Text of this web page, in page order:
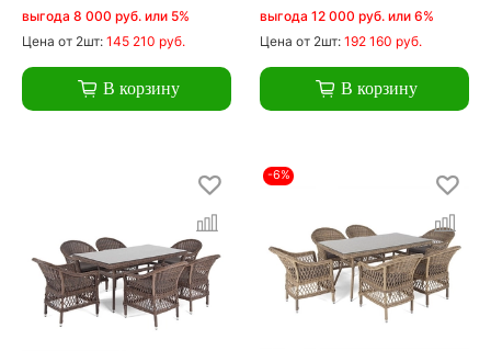
выгода 8 000 руб. или 5%
Цена от 2шт: 145 210 руб.
В корзину
выгода 12 000 руб. или 6%
Цена от 2шт: 192 160 руб.
В корзину
-6%